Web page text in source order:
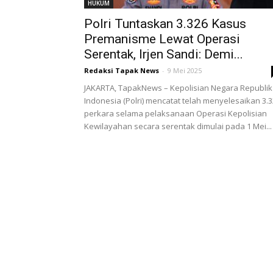
HUKUM
Polri Tuntaskan 3.326 Kasus
Premanisme Lewat Operasi
Serentak, Irjen Sandi: Demi...
Redaksi Tapak News - 9 Mei 2025
JAKARTA, TapakNews – Kepolisian Negara Republik
Indonesia (Polri) mencatat telah menyelesaikan
perkara selama pelaksanaan Operasi Kepolisian
Kewilayahan secara serentak dimulai pada 1 Mei...